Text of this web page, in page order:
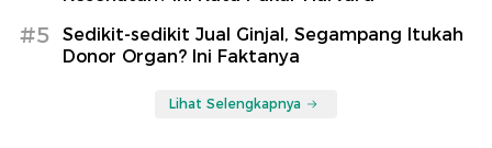
#5
Sedikit-sedikit Jual Ginjal, Segampang Itukah
Donor Organ? Ini Faktanya
Lihat Selengkapnya